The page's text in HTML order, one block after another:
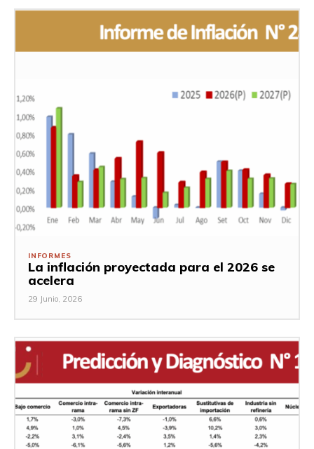
INFORMES
La inflación proyectada para el 2026 se
acelera
29 Junio, 2026